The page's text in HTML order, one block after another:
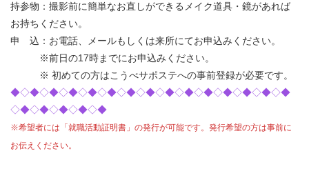
持参物：撮影前に簡単なお直しができるメイク道具・鏡があれば
お持ちください。
申 込：お電話、メールもしくは来所にてお申込みください。
※前日の17時までにお申込みください。
※ 初めての方はこうべサポステへの事前登録が必要です。
◆◇◆◇◆◇◆◇◆◇◆◇◆◇◆◇◆◇◆◇◆◇◆◇◆◇◆◇◆
◇◆◇◆◇◆◇◆◇◆
※希望者には「就職活動証明書」の発行が可能です。発行希望の方は事前に
お伝えください。